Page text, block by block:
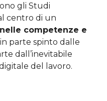
gli Studi
centro di un
competenze e
parte spinto dalle
dall’inevitabile
del lavoro.